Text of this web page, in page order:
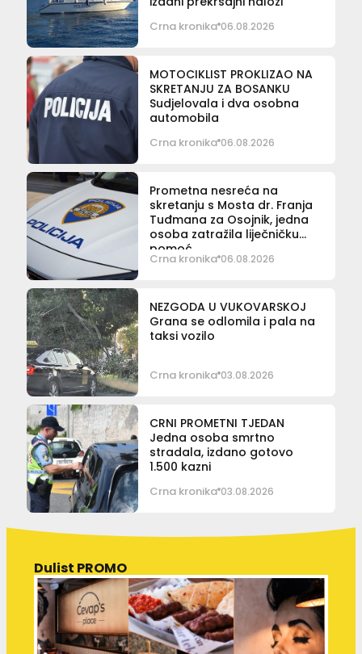
Crna kronika 06.08.2026
MOTOCIKLIST PROKLIZAO NA
SKRETANJU ZA BOSANKU
Sudjelovala i dva osobna
automobila
Crna kronika 06.08.2026
Prometna nesreća na
skretanju s Mosta dr. Franja
Tuđmana za Osojnik, jedna
osoba zatražila liječničku
pomoć
Crna kronika 06.08.2026
NEZGODA U VUKOVARSKOJ
Grana se odlomila i pala na
taksi vozilo
Crna kronika 03.08.2026
CRNI PROMETNI TJEDAN
Jedna osoba smrtno
stradala, izdano gotovo
1.500 kazni
Crna kronika 03.08.2026
Dulist PROMO